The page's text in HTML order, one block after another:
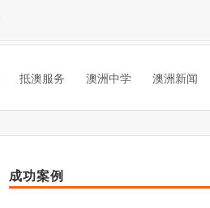
抵澳服务 澳洲中学 澳洲新闻
成功案例